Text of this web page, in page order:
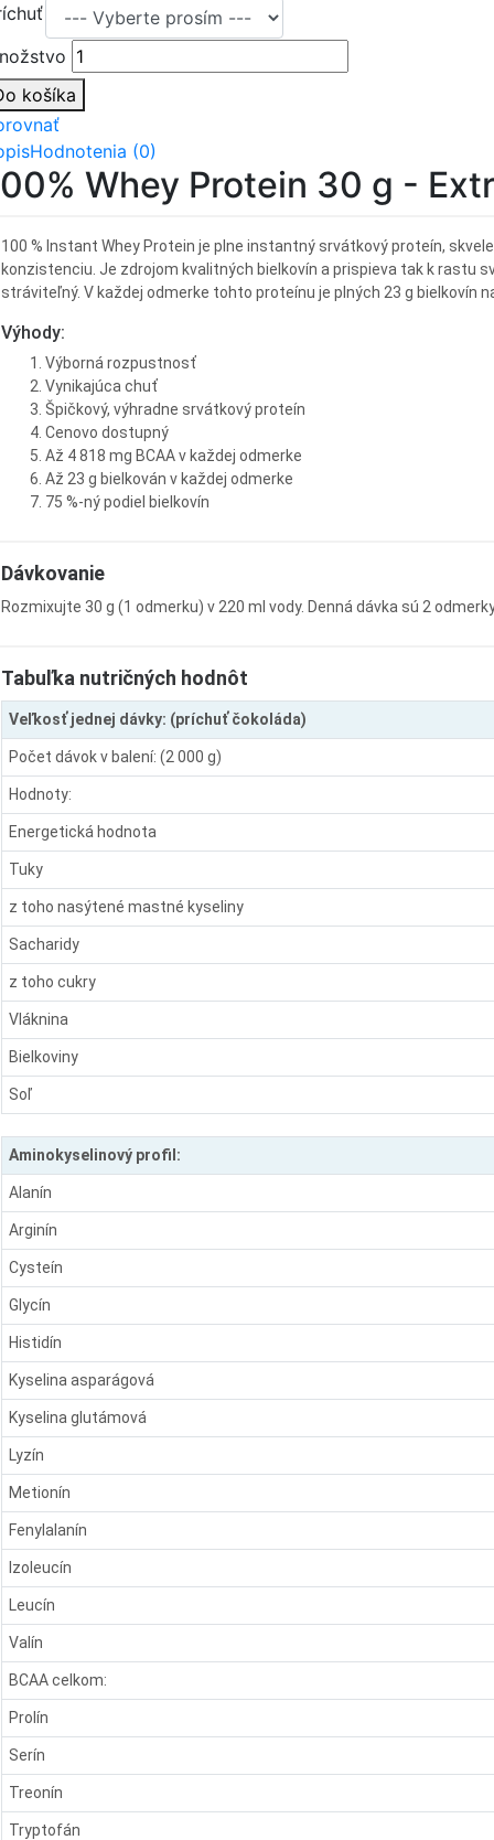
košíka
Hodnotenia (0)
Whey Protein 30 g -
100 % Instant Whey Protein je plne instantný srvátkový proteín,
konzistenciu. Je zdrojom kvalitných bielkovín a prispieva tak k rastu
stráviteľný. V každej odmerke tohto proteínu je plných 23 g bielkovín
Výhody:
Výborná rozpustnosť
Vynikajúca chuť
Špičkový, výhradne srvátkový proteín
Cenovo dostupný
Až 4 818 mg BCAA v každej odmerke
Až 23 g bielkován v každej odmerke
75 %-ný podiel bielkovín
Dávkovanie
Rozmixujte 30 g (1 odmerku) v 220 ml vody. Denná dávka sú 2
Tabuľka nutričných hodnôt
Veľkosť jednej dávky: (príchuť čokoláda)
Počet dávok v balení: (2 000 g)
Hodnoty:
Energetická hodnota
Tuky
z toho nasýtené mastné kyseliny
Sacharidy
z toho cukry
Vláknina
Bielkoviny
Soľ
Aminokyselinový profil:
Alanín
Arginín
Cysteín
Glycín
Histidín
Kyselina asparágová
Kyselina glutámová
Lyzín
Metionín
Fenylalanín
Izoleucín
Leucín
Valín
BCAA celkom:
Prolín
Serín
Treonín
Tryptofán